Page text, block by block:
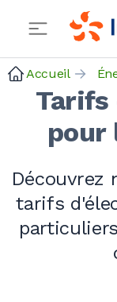
Accueil
pour
Découvrez
tarifs